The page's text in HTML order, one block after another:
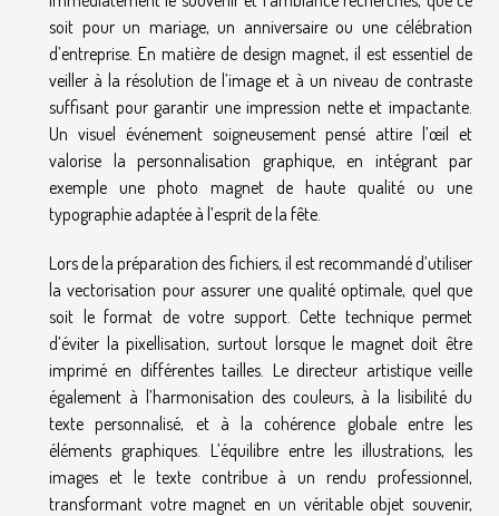
soit pour un mariage, un anniversaire ou une célébration
d’entreprise. En matière de design magnet, il est essentiel de
veiller à la résolution de l’image et à un niveau de contraste
suffisant pour garantir une impression nette et impactante.
Un visuel événement soigneusement pensé attire l’œil et
valorise la personnalisation graphique, en intégrant par
exemple une photo magnet de haute qualité ou une
typographie adaptée à l’esprit de la fête.
Lors de la préparation des fichiers, il est recommandé d’utiliser
la vectorisation pour assurer une qualité optimale, quel que
soit le format de votre support. Cette technique permet
d’éviter la pixellisation, surtout lorsque le magnet doit être
imprimé en différentes tailles. Le directeur artistique veille
également à l’harmonisation des couleurs, à la lisibilité du
texte personnalisé, et à la cohérence globale entre les
éléments graphiques. L’équilibre entre les illustrations, les
images et le texte contribue à un rendu professionnel,
transformant votre magnet en un véritable objet souvenir,